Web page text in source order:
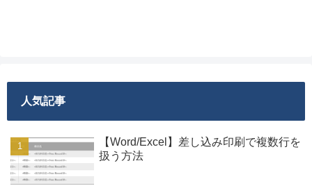
人気記事
【Word/Excel】差し込み印刷で複数行を
扱う方法